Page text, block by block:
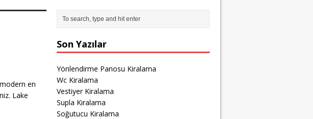
en
Lake
Son Yazılar
Yönlendirme Panosu Kiralama
Wc Kiralama
Vestiyer Kiralama
Supla Kiralama
Soğutucu Kiralama